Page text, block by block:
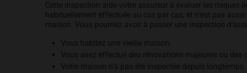
Cette inspection aide votre assureur à évaluer les risques
habituellement effectuée au cas par cas, et n’est pas
maison. Vous pourriez avoir à passer une inspection
Vous habitez une vieille maison.
Vous avez effectué des rénovations majeures ou des
Votre maison n’a pas été inspectée depuis longtemps.